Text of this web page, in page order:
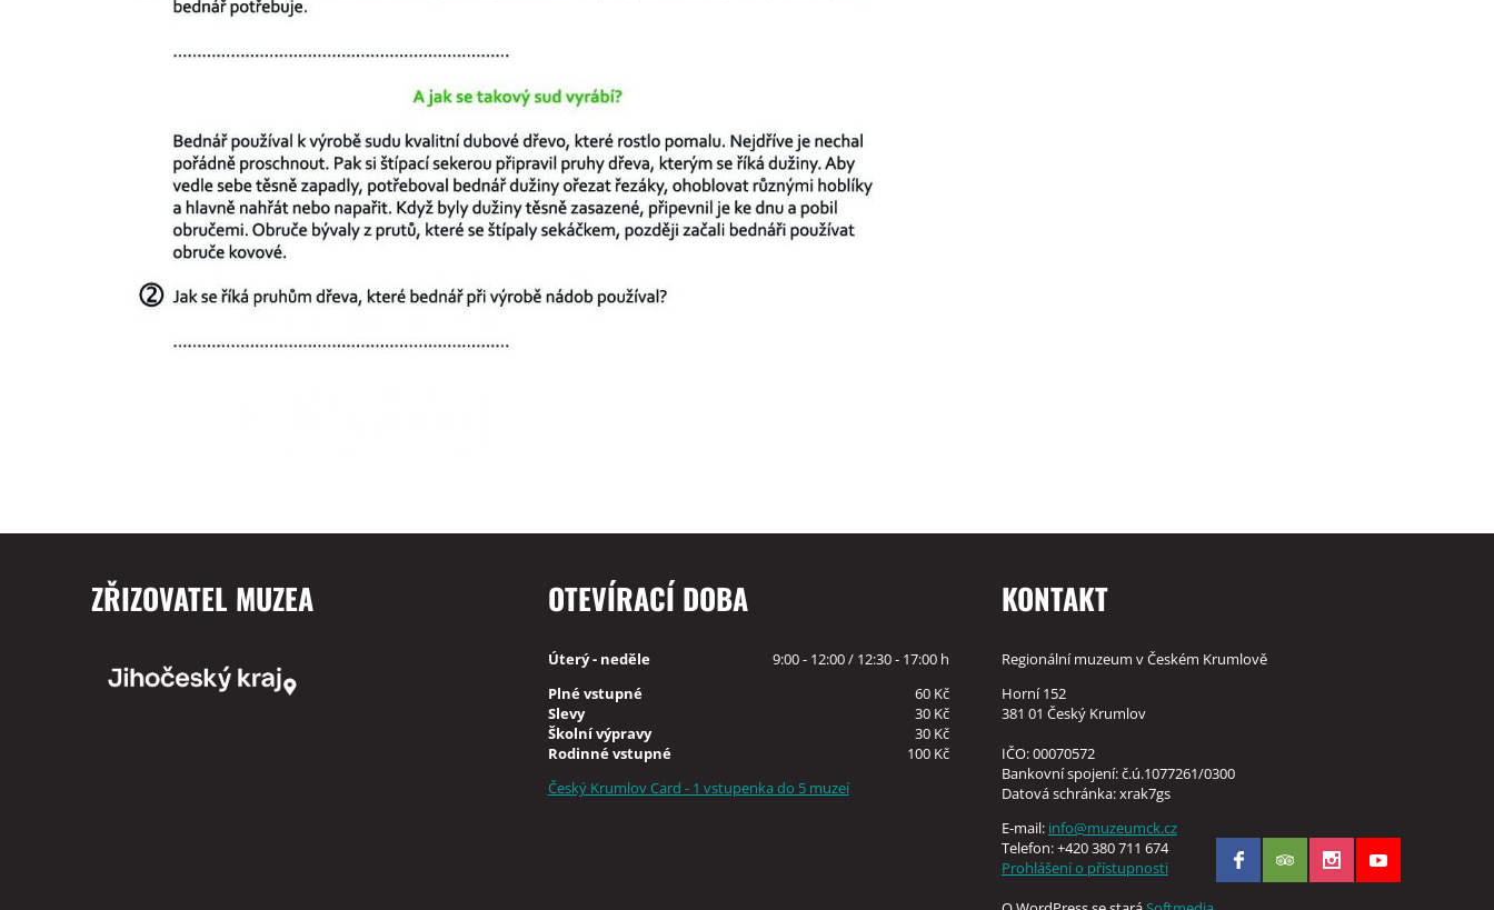
ZŘIZOVATEL MUZEA OTEVÍRACÍ DOBA
Úterý - neděle
9:00 - 12:00 / 12:30 - 17:00 h
Plné vstupné
60 Kč
Slevy
30 Kč
Školní výpravy
30 Kč
Rodinné vstupné
100 Kč
Český Krumlov Card - 1 vstupenka do 5 muzeí
KONTAKT
Regionální muzeum v Českém Krumlově
Horní 152
381 01 Český Krumlov
IČO: 00070572
Bankovní spojení: č.ú.1077261/0300
Datová schránka: xrak7gs
E-mail: info@muzeumck.cz
Telefon: +420 380 711 674
Prohlášení o přístupnosti